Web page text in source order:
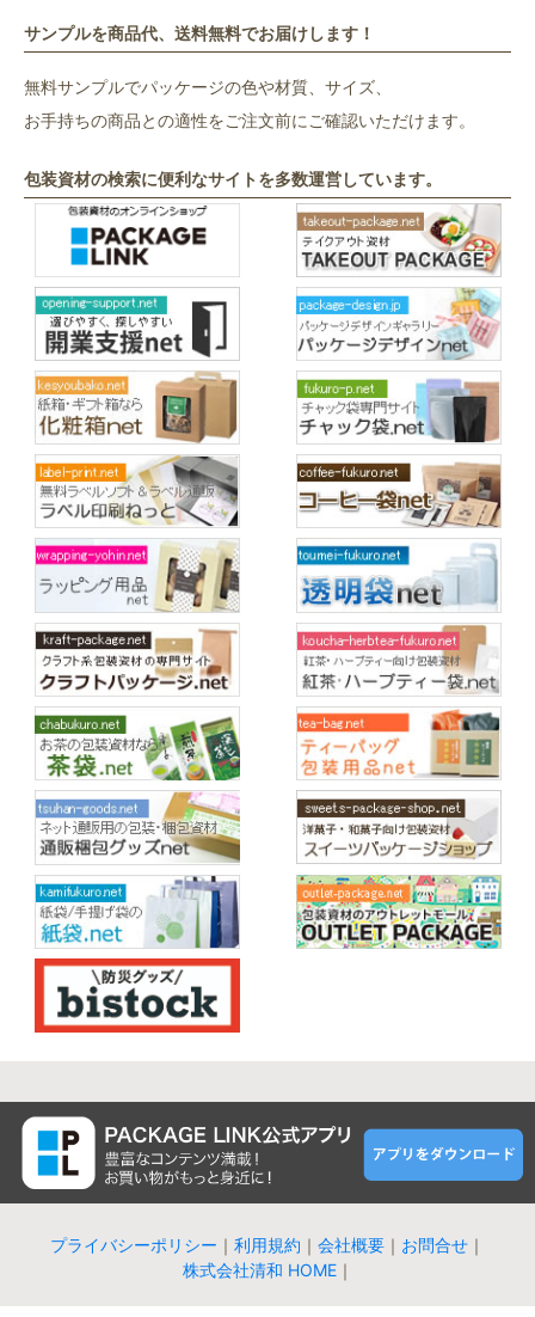
サンプルを商品代、送料無料でお届けします！
無料サンプルでパッケージの色や材質、サイズ、
お手持ちの商品との適性をご注文前にご確認いただけます。
包装資材の検索に便利なサイトを多数運営しています。
プライバシーポリシー ｜ 利用規約 ｜ 会社概要 ｜ お問合せ ｜
株式会社清和 HOME｜